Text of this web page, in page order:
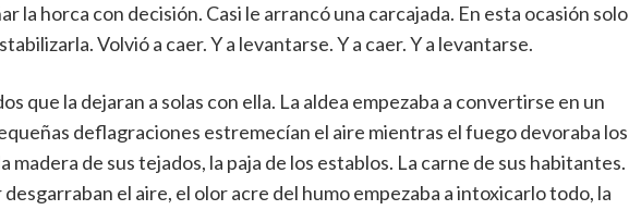
la horca con decisión. Casi le arrancó una carcajada. En esta ocasión solo
Volvió a caer. Y a levantarse. Y a caer. Y a levantarse.
que la dejaran a solas con ella. La aldea empezaba a convertirse en un
deflagraciones estremecían el aire mientras el fuego devoraba los
madera de sus tejados, la paja de los establos. La carne de sus habitantes.
el aire, el olor acre del humo empezaba a intoxicarlo todo, la